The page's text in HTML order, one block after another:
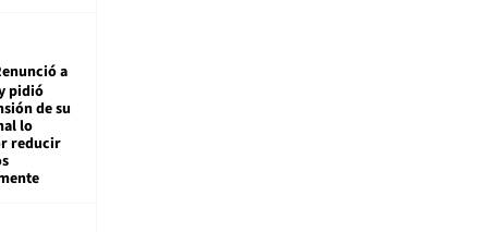
a
pidió
de su
lo
reducir